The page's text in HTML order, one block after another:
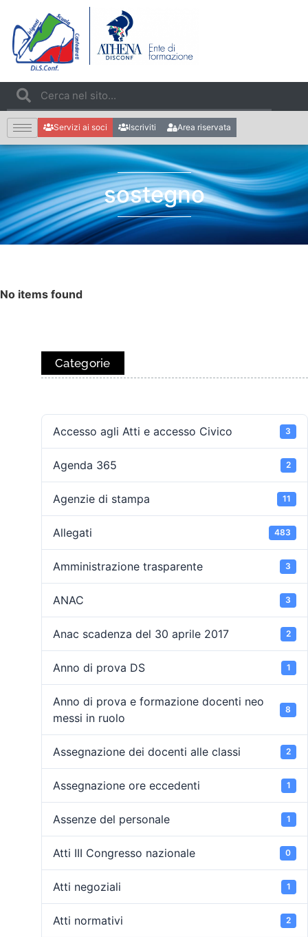
Servizi ai soci Iscriviti Area riservata
sostegno
No items found
Categorie
Accesso agli Atti e accesso Civico 3
Agenda 365 2
Agenzie di stampa 11
Allegati 483
Amministrazione trasparente 3
ANAC 3
Anac scadenza del 30 aprile 2017 2
Anno di prova DS 1
Anno di prova e formazione docenti neo
messi in ruolo
8
Assegnazione dei docenti alle classi 2
Assegnazione ore eccedenti 1
Assenze del personale 1
Atti III Congresso nazionale 0
Atti negoziali 1
Atti normativi 2